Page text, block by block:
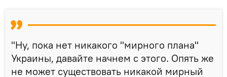
"Ну, пока нет никакого "мирного плана"
Украины, давайте начнем с этого. Опять же
не может существовать никакой мирный